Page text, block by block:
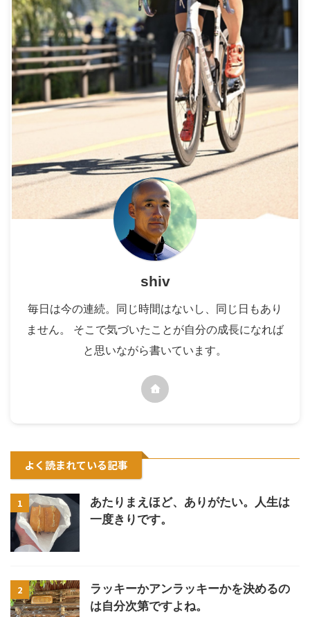
shiv
毎日は今の連続。同じ時間はないし、同じ日もあり
ません。 そこで気づいたことが自分の成長になれば
と思いながら書いています。
よく読まれている記事
1
あたりまえほど、ありがたい。人生は
一度きりです。
2
ラッキーかアンラッキーかを決めるの
は自分次第ですよね。